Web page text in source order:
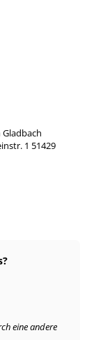
Gladbach
1 51429
eine andere